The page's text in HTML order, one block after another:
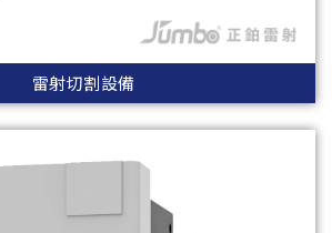
雷射切割設備